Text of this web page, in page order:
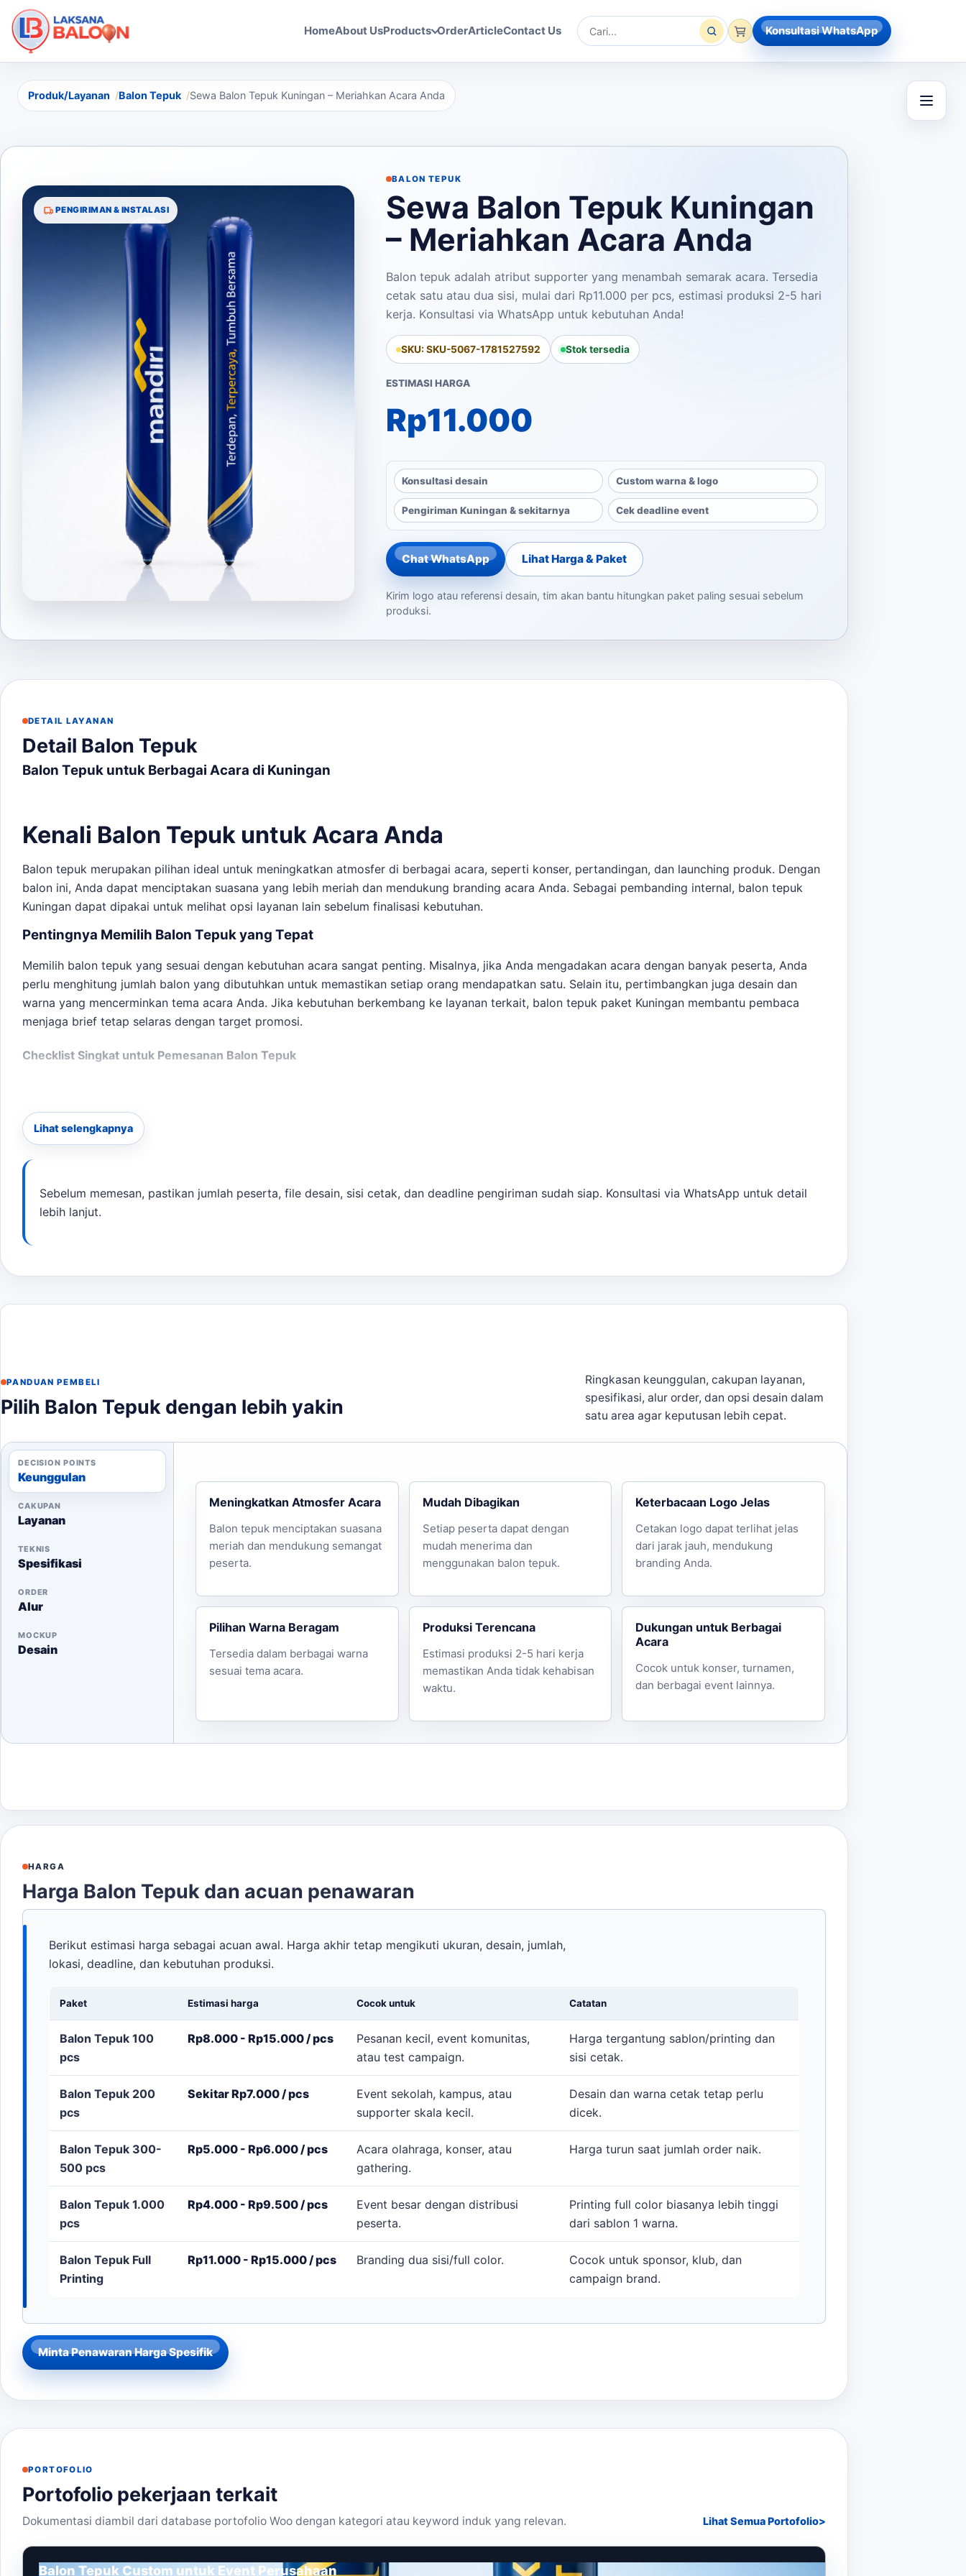
HomeAbout UsProducts OrderArticleContact Us
Cari
Konsultasi WhatsApp
Produk/Layanan Balon Tepuk Sewa Balon Tepuk Kuningan – Meriahkan Acara Anda
PENGIRIMAN & INSTALASI
BALON TEPUK
Sewa Balon Tepuk Kuningan
– Meriahkan Acara Anda
Balon tepuk adalah atribut supporter yang menambah semarak acara. Tersedia
cetak satu atau dua sisi, mulai dari Rp11.000 per pcs, estimasi produksi 2-5 hari
kerja. Konsultasi via WhatsApp untuk kebutuhan Anda!
SKU: SKU-5067-1781527592 Stok tersedia
ESTIMASI HARGA
Rp11.000
Konsultasi desain Custom warna & logo
Pengiriman Kuningan & sekitarnya Cek deadline event
Chat WhatsApp Lihat Harga & Paket
Kirim logo atau referensi desain, tim akan bantu hitungkan paket paling sesuai sebelum
produksi.
DETAIL LAYANAN
Detail Balon Tepuk
Balon Tepuk untuk Berbagai Acara di Kuningan
Kenali Balon Tepuk untuk Acara Anda
Balon tepuk merupakan pilihan ideal untuk meningkatkan atmosfer di berbagai acara, seperti konser, pertandingan, dan launching produk. Dengan
balon ini, Anda dapat menciptakan suasana yang lebih meriah dan mendukung branding acara Anda. Sebagai pembanding internal, balon tepuk
Kuningan dapat dipakai untuk melihat opsi layanan lain sebelum finalisasi kebutuhan.
Pentingnya Memilih Balon Tepuk yang Tepat
Memilih balon tepuk yang sesuai dengan kebutuhan acara sangat penting. Misalnya, jika Anda mengadakan acara dengan banyak peserta, Anda
perlu menghitung jumlah balon yang dibutuhkan untuk memastikan setiap orang mendapatkan satu. Selain itu, pertimbangkan juga desain dan
warna yang mencerminkan tema acara Anda. Jika kebutuhan berkembang ke layanan terkait, balon tepuk paket Kuningan membantu pembaca
menjaga brief tetap selaras dengan target promosi.
Checklist Singkat untuk Pemesanan Balon Tepuk
Siapkan file logo jika ingin mencetak logo.
Tentukan deadline pengiriman.
Dengan estimasi waktu produksi 2-5 hari kerja, Anda dapat merencanakan pengiriman dan distribusi balon dengan baik. Pastikan untuk
menghubungi kami melalui WhatsApp untuk mendapatkan informasi lebih lanjut dan konsultasi mengenai kebutuhan balon tepuk Anda. Sebagai
pembanding internal,
Lihat selengkapnya
Sebelum memesan, pastikan jumlah peserta, file desain, sisi cetak, dan deadline pengiriman sudah siap. Konsultasi via WhatsApp untuk detail
lebih lanjut.
PANDUAN PEMBELI
Pilih Balon Tepuk dengan lebih yakin
Ringkasan keunggulan, cakupan layanan,
spesifikasi, alur order, dan opsi desain dalam
satu area agar keputusan lebih cepat.
DECISION POINTS
Keunggulan
CAKUPAN
Layanan
TEKNIS
Spesifikasi
ORDER
Alur
MOCKUP
Desain
Meningkatkan Atmosfer Acara
Balon tepuk menciptakan suasana
meriah dan mendukung semangat
peserta.
Mudah Dibagikan
Setiap peserta dapat dengan
mudah menerima dan
menggunakan balon tepuk.
Keterbacaan Logo Jelas
Cetakan logo dapat terlihat jelas
dari jarak jauh, mendukung
branding Anda.
Pilihan Warna Beragam
Tersedia dalam berbagai warna
sesuai tema acara.
Produksi Terencana
Estimasi produksi 2-5 hari kerja
memastikan Anda tidak kehabisan
waktu.
Dukungan untuk Berbagai
Acara
Cocok untuk konser, turnamen,
dan berbagai event lainnya.
HARGA
Harga Balon Tepuk dan acuan penawaran
Berikut estimasi harga sebagai acuan awal. Harga akhir tetap mengikuti ukuran, desain, jumlah,
lokasi, deadline, dan kebutuhan produksi.
Paket Estimasi harga Cocok untuk Catatan
Balon Tepuk 100
pcs
Rp8.000 - Rp15.000 / pcs
Pesanan kecil, event komunitas,
atau test campaign.
Harga tergantung sablon/printing dan
sisi cetak.
Balon Tepuk 200
pcs
Sekitar Rp7.000 / pcs
Event sekolah, kampus, atau
supporter skala kecil.
Desain dan warna cetak tetap perlu
dicek.
Balon Tepuk 300-
500 pcs
Rp5.000 - Rp6.000 / pcs
Acara olahraga, konser, atau
gathering.
Harga turun saat jumlah order naik.
Balon Tepuk 1.000
pcs
Rp4.000 - Rp9.500 / pcs
Event besar dengan distribusi
peserta.
Printing full color biasanya lebih tinggi
dari sablon 1 warna.
Balon Tepuk Full
Printing
Rp11.000 - Rp15.000 / pcs Branding dua sisi/full color.
Cocok untuk sponsor, klub, dan
campaign brand.
Minta Penawaran Harga Spesifik
PORTOFOLIO
Portofolio pekerjaan terkait
Dokumentasi diambil dari database portofolio Woo dengan kategori atau keyword induk yang relevan. Lihat Semua Portofolio
Balon Tepuk Custom untuk Event Perusahaan